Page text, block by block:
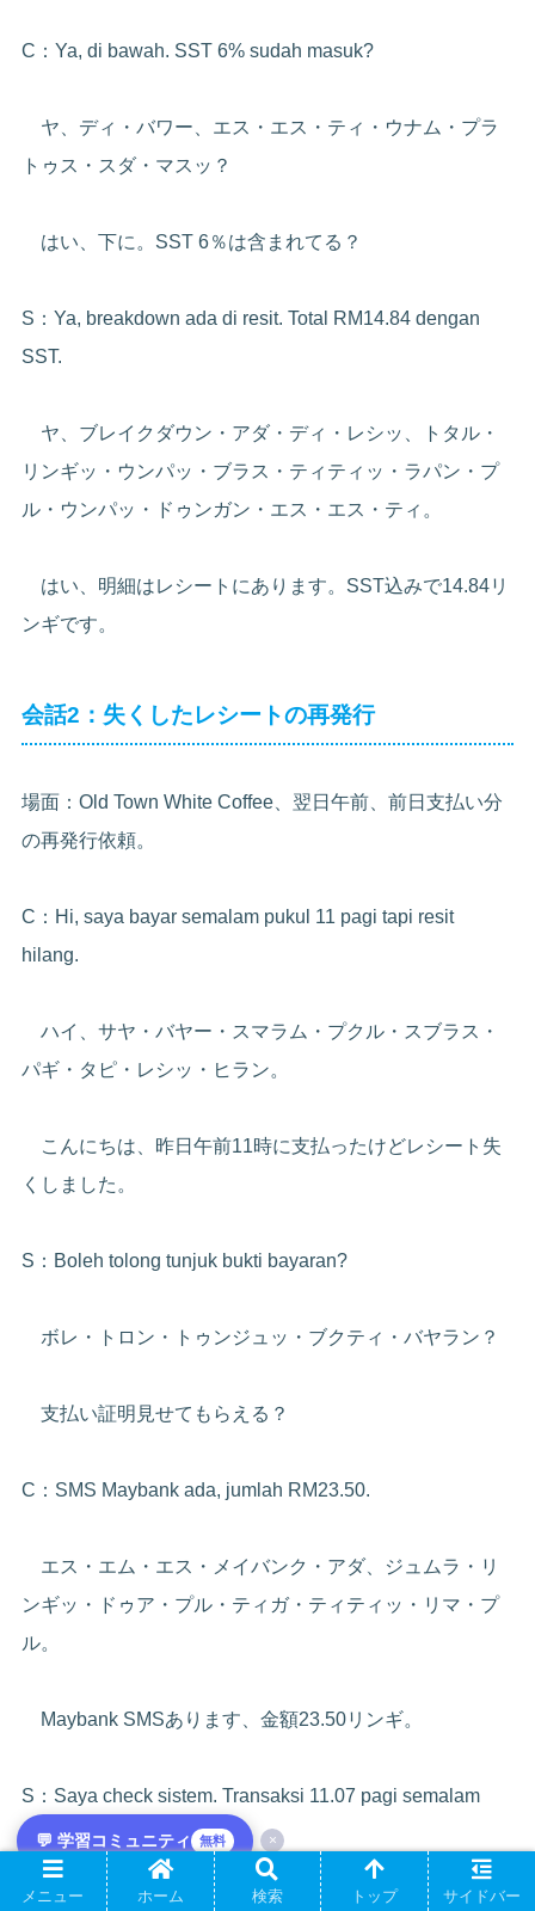
C：Ya, di bawah. SST 6% sudah masuk?
ヤ、ディ・バワー、エス・エス・ティ・ウナム・プラ
トゥス・スダ・マスッ？
はい、下に。SST 6％は含まれてる？
S：Ya, breakdown ada di resit. Total RM14.84 dengan
SST.
ヤ、ブレイクダウン・アダ・ディ・レシッ、トタル・
リンギッ・ウンパッ・ブラス・ティティッ・ラパン・プ
ル・ウンパッ・ドゥンガン・エス・エス・ティ。
はい、明細はレシートにあります。SST込みで14.84リ
ンギです。
会話2：失くしたレシートの再発行
場面：Old Town White Coffee、翌日午前、前日支払い分
の再発行依頼。
C：Hi, saya bayar semalam pukul 11 pagi tapi resit
hilang.
ハイ、サヤ・バヤー・スマラム・プクル・スブラス・
パギ・タピ・レシッ・ヒラン。
こんにちは、昨日午前11時に支払ったけどレシート失
くしました。
S：Boleh tolong tunjuk bukti bayaran?
ボレ・トロン・トゥンジュッ・ブクティ・バヤラン？
支払い証明見せてもらえる？
C：SMS Maybank ada, jumlah RM23.50.
エス・エム・エス・メイバンク・アダ、ジュムラ・リ
ンギッ・ドゥア・プル・ティガ・ティティッ・リマ・プ
ル。
Maybank SMSあります、金額23.50リンギ。
S：Saya check sistem. Transaksi 11.07 pagi semalam
betul?
💬 学習コミュニティ 無料 ×
メニュー ホーム 検索 トップ サイドバー